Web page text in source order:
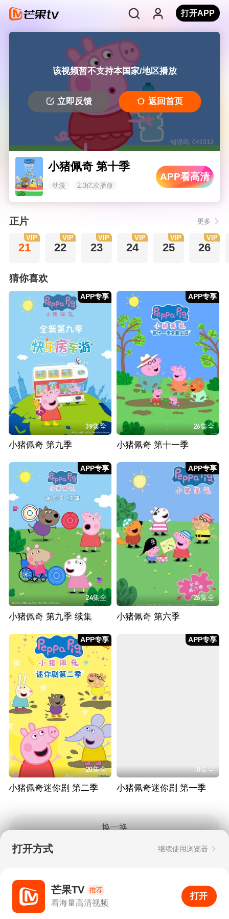
打开APP
该视频暂不支持本国家/地区播放
立即反馈 返回首页
错误码: 042312
小猪佩奇 第十季
动漫 2.3亿次播放
APP看高清
正片 更多
21
VIP
22
VIP
23
VIP
24
VIP
25
VIP
26
VIP
猜你喜欢
APP专享
39集全
小猪佩奇 第九季
APP专享
26集全
小猪佩奇 第十一季
APP专享
24集全
小猪佩奇 第九季 续集
APP专享
26集全
小猪佩奇 第六季
APP专享
20集全
小猪佩奇迷你剧 第二季
APP专享
10集全
小猪佩奇迷你剧 第一季
换一换
20
打开APP
打开方式 继续使用浏览器
芒果TV 推荐
看海量高清视频
打开